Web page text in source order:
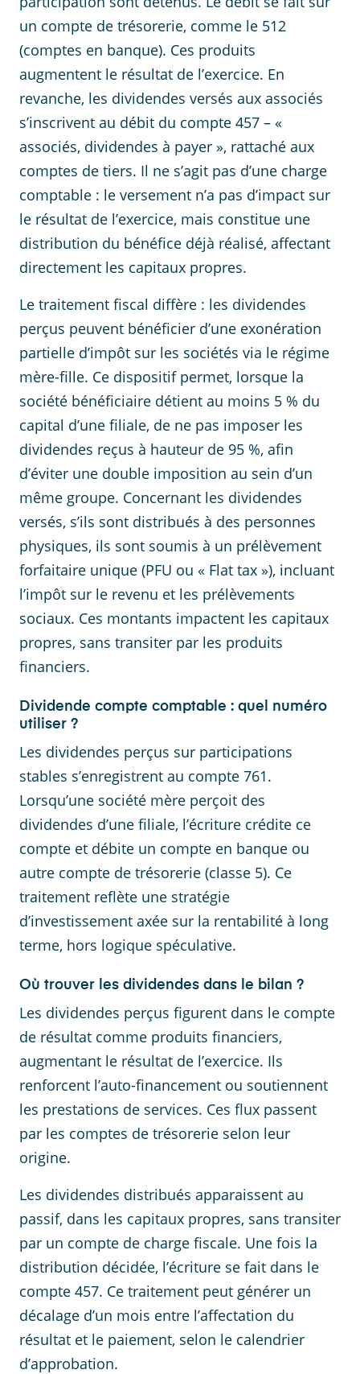
un compte de trésorerie, comme le 512
(comptes en banque). Ces produits
augmentent le résultat de l’exercice. En
revanche, les dividendes versés aux associés
s’inscrivent au débit du compte 457 – «
associés, dividendes à payer », rattaché aux
comptes de tiers. Il ne s’agit pas d’une charge
comptable : le versement n’a pas d’impact sur
le résultat de l’exercice, mais constitue une
distribution du bénéfice déjà réalisé, affectant
directement les capitaux propres.
Le traitement fiscal diffère : les dividendes
perçus peuvent bénéficier d’une exonération
partielle d’impôt sur les sociétés via le régime
mère-fille. Ce dispositif permet, lorsque la
société bénéficiaire détient au moins 5 % du
capital d’une filiale, de ne pas imposer les
dividendes reçus à hauteur de 95 %, afin
d’éviter une double imposition au sein d’un
même groupe. Concernant les dividendes
versés, s’ils sont distribués à des personnes
physiques, ils sont soumis à un prélèvement
forfaitaire unique (PFU ou « Flat tax »), incluant
l’impôt sur le revenu et les prélèvements
sociaux. Ces montants impactent les capitaux
propres, sans transiter par les produits
financiers.
Dividende compte comptable : quel numéro
utiliser ?
Les dividendes perçus sur participations
stables s’enregistrent au compte 761.
Lorsqu’une société mère perçoit des
dividendes d’une filiale, l’écriture crédite ce
compte et débite un compte en banque ou
autre compte de trésorerie (classe 5). Ce
traitement reflète une stratégie
d’investissement axée sur la rentabilité à long
terme, hors logique spéculative.
Où trouver les dividendes dans le bilan ?
Les dividendes perçus figurent dans le compte
de résultat comme produits financiers,
augmentant le résultat de l’exercice. Ils
renforcent l’auto-financement ou soutiennent
les prestations de services. Ces flux passent
par les comptes de trésorerie selon leur
origine.
Les dividendes distribués apparaissent au
passif, dans les capitaux propres, sans transiter
par un compte de charge fiscale. Une fois la
distribution décidée, l’écriture se fait dans le
compte 457. Ce traitement peut générer un
décalage d’un mois entre l’affectation du
résultat et le paiement, selon le calendrier
d’approbation.